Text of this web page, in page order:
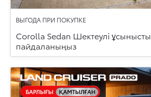
ВЫГОДА ПРИ ПОКУПКЕ
Corolla Sedan Шектеулі ұсынысты
пайдаланыңыз